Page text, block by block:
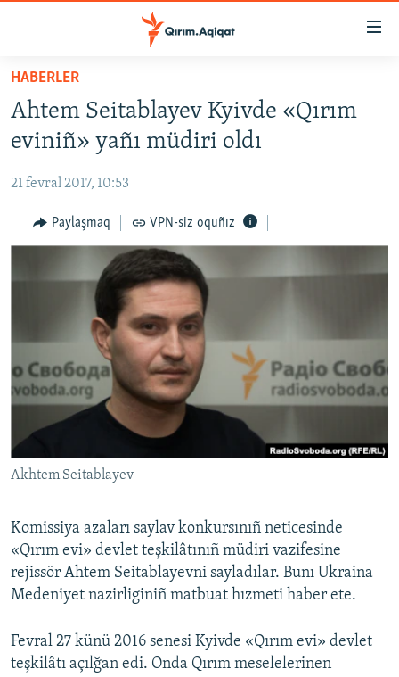
Esas
qaytmaq
Baş
qaytmaq
qaytmaq
HABERLER
İQTİSADİYAT
CEMİYET
MEDENİYET
FİKİR
Русский
Українською
RFE/RS bütün saytları
HABERLER
Ahtem Seitablayev Kyivde «Qırım
eviniñ» yañı müdiri oldı
21 fevral 2017, 10:53
Paylaşmaq VPN-siz oquñız
Akhtem Seitablayev
Komissiya azaları saylav konkursınıñ neticesinde
«Qırım evi» devlet teşkilâtınıñ müdiri vazifesine
rejissör Ahtem Seitablayevni sayladılar. Bunı Ukraina
Medeniyet nazirliginiñ matbuat hızmeti haber ete.
Fevral 27 künü 2016 senesi Kyivde «Qırım evi» devlet
teşkilâtı açılğan edi. Onda Qırım meselelerinen